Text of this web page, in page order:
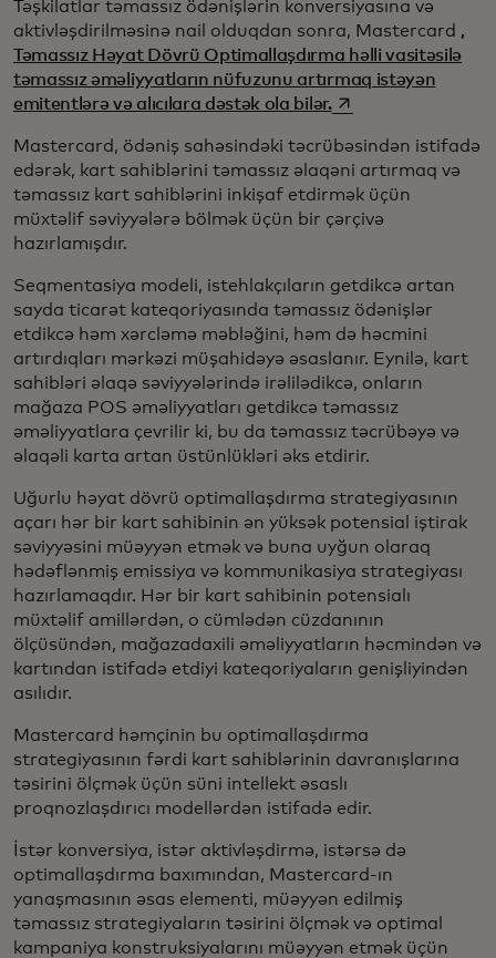
Təşkilatlar təmassız ödənişlərin konversiyasına və
aktivləşdirilməsinə nail olduqdan sonra, Mastercard ,
Təmassız Həyat Dövrü Optimallaşdırma həlli vasitəsilə
təmassız əməliyyatların nüfuzunu artırmaq istəyən
emitentlərə və alıcılara dəstək ola bilər.opens in a new tab
Mastercard, ödəniş sahəsindəki təcrübəsindən istifadə
edərək, kart sahiblərini təmassız əlaqəni artırmaq və
təmassız kart sahiblərini inkişaf etdirmək üçün
müxtəlif səviyyələrə bölmək üçün bir çərçivə
hazırlamışdır.
Seqmentasiya modeli, istehlakçıların getdikcə artan
sayda ticarət kateqoriyasında təmassız ödənişlər
etdikcə həm xərcləmə məbləğini, həm də həcmini
artırdıqları mərkəzi müşahidəyə əsaslanır. Eynilə, kart
sahibləri əlaqə səviyyələrində irəlilədikcə, onların
mağaza POS əməliyyatları getdikcə təmassız
əməliyyatlara çevrilir ki, bu da təmassız təcrübəyə və
əlaqəli karta artan üstünlükləri əks etdirir.
Uğurlu həyat dövrü optimallaşdırma strategiyasının
açarı hər bir kart sahibinin ən yüksək potensial iştirak
səviyyəsini müəyyən etmək və buna uyğun olaraq
hədəflənmiş emissiya və kommunikasiya strategiyası
hazırlamaqdır. Hər bir kart sahibinin potensialı
müxtəlif amillərdən, o cümlədən cüzdanının
ölçüsündən, mağazadaxili əməliyyatların həcmindən və
kartından istifadə etdiyi kateqoriyaların genişliyindən
asılıdır.
Mastercard həmçinin bu optimallaşdırma
strategiyasının fərdi kart sahiblərinin davranışlarına
təsirini ölçmək üçün süni intellekt əsaslı
proqnozlaşdırıcı modellərdən istifadə edir.
İstər konversiya, istər aktivləşdirmə, istərsə də
optimallaşdırma baxımından, Mastercard-ın
yanaşmasının əsas elementi, müəyyən edilmiş
təmassız strategiyaların təsirini ölçmək və optimal
kampaniya konstruksiyalarını müəyyən etmək üçün